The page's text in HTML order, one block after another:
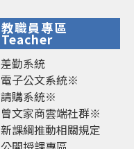
教職員專區
Teacher
差勤系統
電子公文系統※
請購系統※
曾文家商雲端社群※
新課綱推動相關規定